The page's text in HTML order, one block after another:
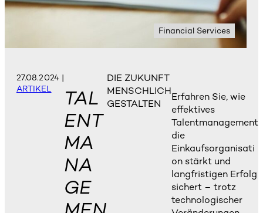
Financial Services
27.08.2024|
ARTIKEL
TAL
ENT
MA
NA
GE
DIE ZUKUNFT
MENSCHLICH
GESTALTEN
Erfahren Sie, wie
effektives
Talentmanagement
die
Einkaufsorganisati
on stärkt und
langfristigen Erfolg
sichert – trotz
technologischer